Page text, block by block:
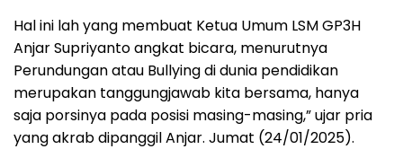
Hal ini lah yang membuat Ketua Umum LSM GP3H
Anjar Supriyanto angkat bicara, menurutnya
Perundungan atau Bullying di dunia pendidikan
merupakan tanggungjawab kita bersama, hanya
saja porsinya pada posisi masing-masing,” ujar pria
yang akrab dipanggil Anjar. Jumat (24/01/2025).